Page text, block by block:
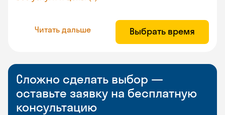
Читать дальше Выбрать время
Сложно сделать выбор —
оставьте заявку на бесплатную
консультацию